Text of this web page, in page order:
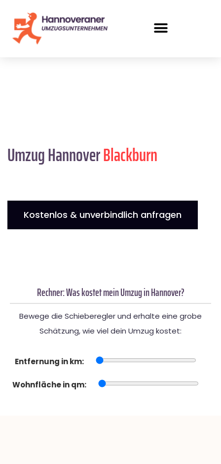
Umzug HannoverBlackburn
Kostenlos & unverbindlich anfragen
Rechner: Was kostet mein Umzug in Hannover?
Bewege die Schieberegler und erhalte eine grobe
Schätzung, wie viel dein Umzug kostet:
Entfernung in km:
Wohnfläche in qm: